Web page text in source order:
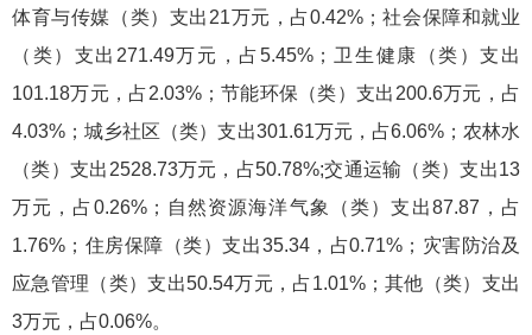
体育与传媒（类）支出21万元，占0.42%；社会保障和就业
（类）支出271.49万元，占5.45%；卫生健康（类）支出
101.18万元，占2.03%；节能环保（类）支出200.6万元，占
4.03%；城乡社区（类）支出301.61万元，占6.06%；农林水
（类）支出2528.73万元，占50.78%;交通运输（类）支出13
万元，占0.26%；自然资源海洋气象（类）支出87.87，占
1.76%；住房保障（类）支出35.34，占0.71%；灾害防治及
应急管理（类）支出50.54万元，占1.01%；其他（类）支出
3万元，占0.06%。